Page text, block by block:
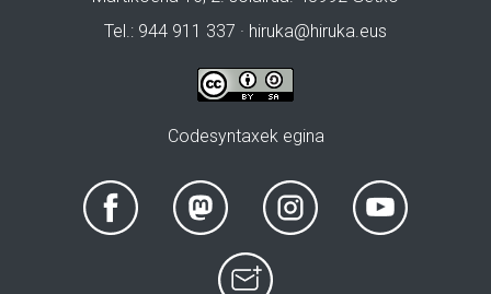
Tel.: 944 911 337 · hiruka@hiruka.eus
Codesyntaxek egina